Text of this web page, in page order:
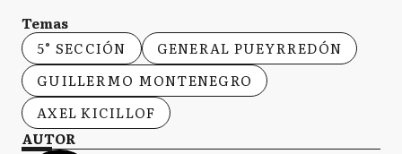
Temas
5° SECCIÓN
GENERAL PUEYRREDÓN
GUILLERMO MONTENEGRO
AXEL KICILLOF
AUTOR